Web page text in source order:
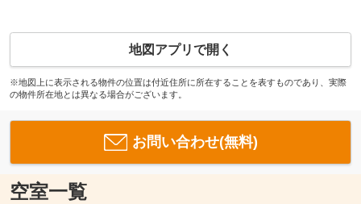
地図アプリで開く
※地図上に表示される物件の位置は付近住所に所在することを表すものであり、実際
の物件所在地とは異なる場合がございます。
お問い合わせ(無料)
空室一覧